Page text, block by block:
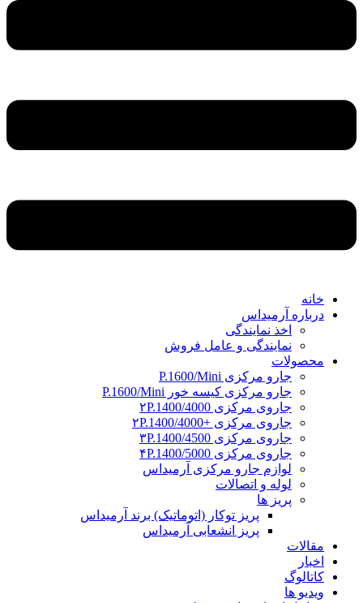
خانه
درباره آرمیداس
اخذ نمایندگی
نمایندگی و عامل فروش
محصولات
جارو مرکزی P.1600/Mini
جارو مرکزی کیسه خور P.1600/Mini
جاروی مرکزی ۲P.1400/4000
جاروی مرکزی +۲P.1400/4000
جاروی مرکزی ۳P.1400/4500
جاروی مرکزی ۴P.1400/5000
لوازم جارو مرکزی آرمیداس
لوله و اتصالات
پریز ها
پریز توکار (اتوماتیک) برند آرمیداس
پریز انشعابی آرمیداس
مقالات
اخبار
کاتالوگ
ویدیو ها